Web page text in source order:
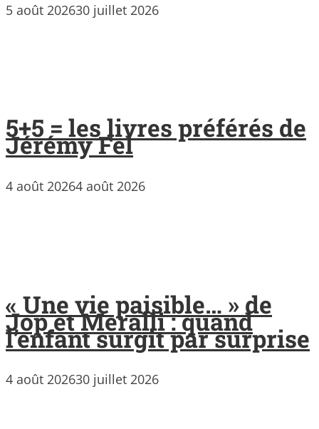
5 août 202630 juillet 2026
5+5 = les livres préférés de
Jérémy Fel
4 août 20264 août 2026
« Une vie paisible… » de
Jop et Meralli : quand
l’enfant surgit par surprise
4 août 202630 juillet 2026